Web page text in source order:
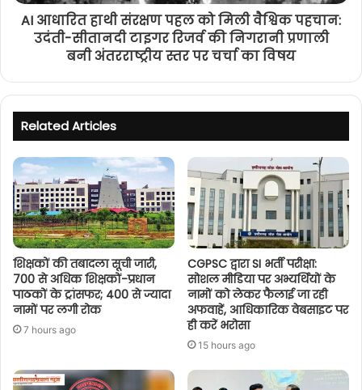
AI आधारित हाथी संरक्षण पहल को मिली वैश्विक पहचान:
उदंती-सीतानदी टाइगर रिजर्व की निगरानी प्रणाली
बनी अंतरराष्ट्रीय स्तर पर चर्चा का विषय
Related Articles
शिक्षकों की तबादला सूची जारी,
700 से अधिक शिक्षकों-प्रधान
पाठकों के ट्रांसफर; 400 से ज्यादा
नामों पर लगी रोक
7 hours ago
CGPSC द्वारा SI भर्ती परीक्षा:
सोशल मीडिया पर अभ्यर्थियों के
नामों को लेकर फैलाई जा रही
अफवाहें, आधिकारिक वेबसाइट पर
ही करें भरोसा
15 hours ago